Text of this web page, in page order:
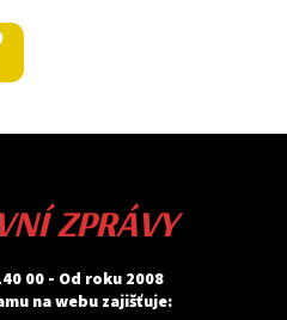
ZPRÁVY
00 - Od roku 2008
na webu zajišťuje: